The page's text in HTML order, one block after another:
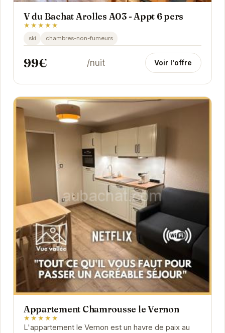
V du Bachat Arolles A03 - Appt 6 pers
★★★★★
ski chambres-non-fumeurs
99€ /nuit Voir l'offre
Appartement Chamrousse le Vernon
★★★★★
L'appartement le Vernon est un havre de paix au